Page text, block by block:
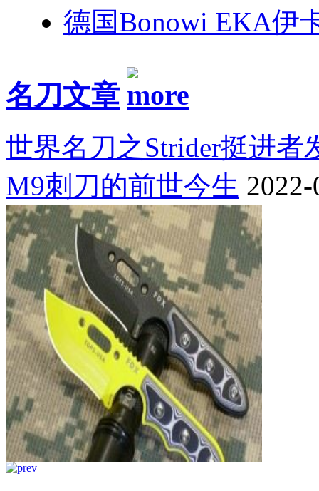
德国Bonowi EKA伊
名刀文章
世界名刀之Strider挺进者
M9刺刀的前世今生